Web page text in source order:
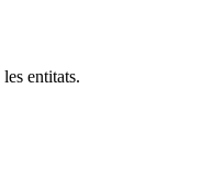
entitats.